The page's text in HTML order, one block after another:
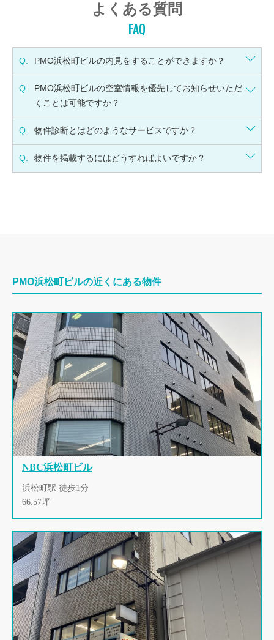
よくある質問
FAQ
Q. PMO浜松町ビルの内見をすることができますか？
Q.
PMO浜松町ビルの空室情報を優先してお知らせいただ
くことは可能ですか？
Q. 物件診断とはどのようなサービスですか？
Q. 物件を掲載するにはどうすればよいですか？
PMO浜松町ビルの近くにある物件
NBC浜松町ビル
浜松町駅 徒歩1分
66.57坪